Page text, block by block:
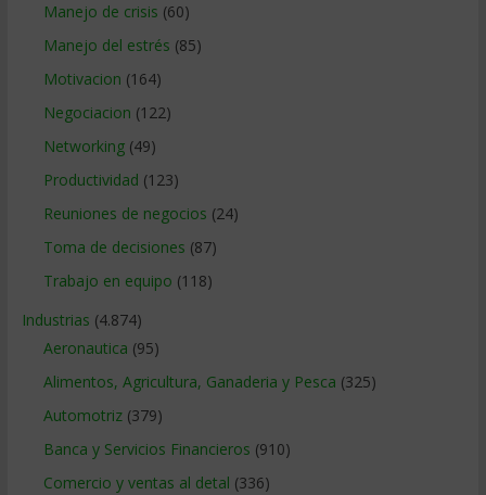
Manejo de crisis (60)
Manejo del estrés (85)
Motivacion (164)
Negociacion (122)
Networking(49)
Productividad (123)
Reuniones de negocios (24)
Toma de decisiones (87)
Trabajo en equipo (118)
Industrias (4.874)
Aeronautica (95)
Alimentos, Agricultura, Ganaderia y Pesca (325)
Automotriz(379)
Banca y Servicios Financieros (910)
Comercio y ventas al detal (336)